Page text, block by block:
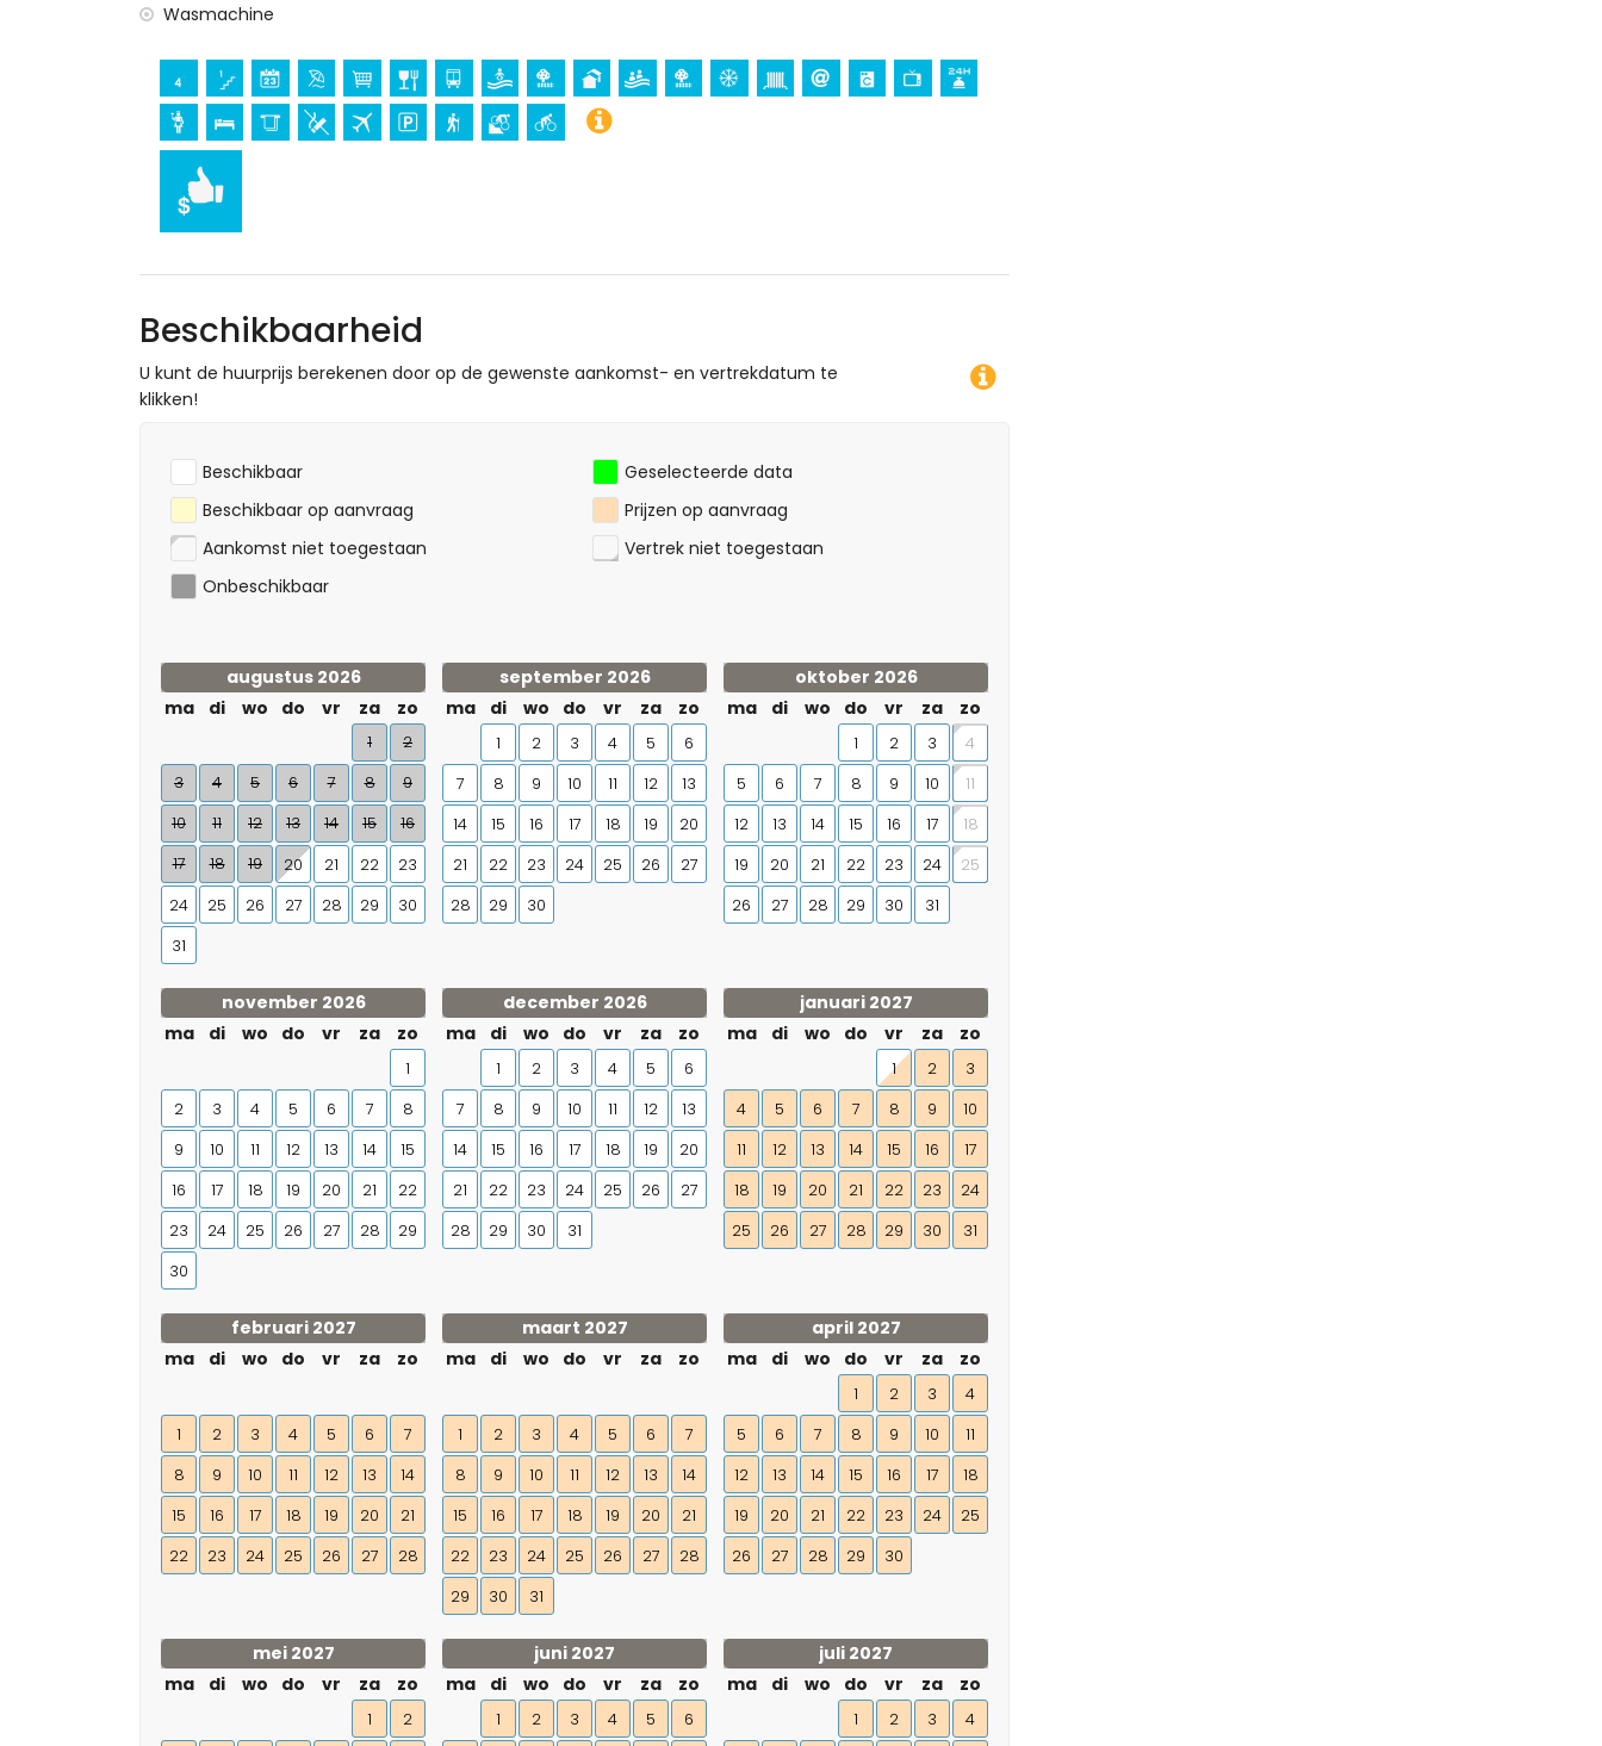
Wasmachine
Beschikbaarheid
U kunt de huurprijs berekenen door op de gewenste aankomst- en vertrekdatum te
klikken!
Beschikbaar
Geselecteerde data
Beschikbaar op aanvraag
Prijzen op aanvraag
Aankomst niet toegestaan
Vertrek niet toegestaan
Onbeschikbaar
augustus 2026
ma
di wo do vr za zo
1
2
3
4 5 6 7 8
9
10
11 12 13 14 15
16
17
18 19 20 21 22
23
24
25 26 27 28 29
30
31
september 2026
ma
di wo do vr za zo
1 2 3 4 5
6
7
8 9 10 11 12
13
14
15 16 17 18 19
20
21
22 23 24 25 26
27
28
29 30
oktober 2026
ma
di wo do vr za zo
1 2 3
4
5
6 7 8 9 10
11
12
13 14 15 16 17
18
19
20 21 22 23 24
25
26
27 28 29 30 31
november 2026
ma
di wo do vr za zo
1
2
3 4 5 6 7
8
9
10 11 12 13 14
15
16
17 18 19 20 21
22
23
24 25 26 27 28
29
30
december 2026
ma
di wo do vr za zo
1 2 3 4 5
6
7
8 9 10 11 12
13
14
15 16 17 18 19
20
21
22 23 24 25 26
27
28
29 30 31
januari 2027
ma
di wo do vr za zo
1 2
3
4
5 6 7 8 9
10
11
12 13 14 15 16
17
18
19 20 21 22 23
24
25
26 27 28 29 30 31
februari 2027
ma
di wo do vr za zo
1 2 3 4 5 6
7
8
9 10 11 12 13
14
15
16 17 18 19 20
21
22
23 24 25 26 27 28
maart 2027
ma
di wo do vr za zo
1 2 3 4 5 6
7
8
9 10 11 12 13
14
15
16 17 18 19 20
21
22
23 24 25 26 27
28
29
30 31
april 2027
ma
di wo do vr za zo
1 2 3
4
5
6 7 8 9 10
11
12
13 14 15 16 17
18
19
20 21 22 23 24
25
26
27 28 29 30
mei 2027
ma
di wo do vr za zo
1 2
juni 2027
ma
di wo do vr za zo
1 2 3 4 5 6
juli 2027
ma
di wo do vr za zo
1 2 3 4